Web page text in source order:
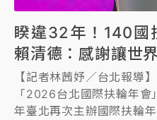
睽違32年！140
賴清德：感謝讓世
【記者林茜妤／台北報導
「2026台北國際扶輪年
年臺北再次主辦國際扶輪